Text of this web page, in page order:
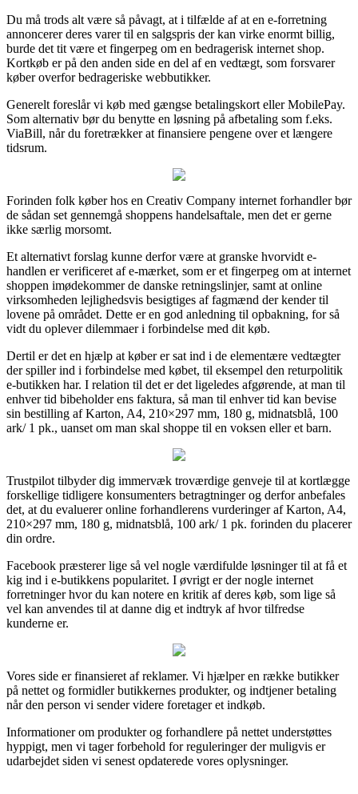
Du må trods alt være så påvagt, at i tilfælde af at en e-forretning
annoncerer deres varer til en salgspris der kan virke enormt billig,
burde det tit være et fingerpeg om en bedragerisk internet shop.
Kortkøb er på den anden side en del af en vedtægt, som forsvarer
køber overfor bedrageriske webbutikker.
Generelt foreslår vi køb med gængse betalingskort eller MobilePay.
Som alternativ bør du benytte en løsning på afbetaling som f.eks.
ViaBill, når du foretrækker at finansiere pengene over et længere
tidsrum.
Forinden folk køber hos en Creativ Company internet forhandler bør
de sådan set gennemgå shoppens handelsaftale, men det er gerne
ikke særlig morsomt.
Et alternativt forslag kunne derfor være at granske hvorvidt e-
handlen er verificeret af e-mærket, som er et fingerpeg om at internet
shoppen imødekommer de danske retningslinjer, samt at online
virksomheden lejlighedsvis besigtiges af fagmænd der kender til
lovene på området. Dette er en god anledning til opbakning, for så
vidt du oplever dilemmaer i forbindelse med dit køb.
Dertil er det en hjælp at køber er sat ind i de elementære vedtægter
der spiller ind i forbindelse med købet, til eksempel den returpolitik
e-butikken har. I relation til det er det ligeledes afgørende, at man til
enhver tid bibeholder ens faktura, så man til enhver tid kan bevise
sin bestilling af Karton, A4, 210×297 mm, 180 g, midnatsblå, 100
ark/ 1 pk., uanset om man skal shoppe til en voksen eller et barn.
Trustpilot tilbyder dig immervæk troværdige genveje til at kortlægge
forskellige tidligere konsumenters betragtninger og derfor anbefales
det, at du evaluerer online forhandlerens vurderinger af Karton, A4,
210×297 mm, 180 g, midnatsblå, 100 ark/ 1 pk. forinden du placerer
din ordre.
Facebook præsterer lige så vel nogle værdifulde løsninger til at få et
kig ind i e-butikkens popularitet. I øvrigt er der nogle internet
forretninger hvor du kan notere en kritik af deres køb, som lige så
vel kan anvendes til at danne dig et indtryk af hvor tilfredse
kunderne er.
Vores side er finansieret af reklamer. Vi hjælper en række butikker
på nettet og formidler butikkernes produkter, og indtjener betaling
når den person vi sender videre foretager et indkøb.
Informationer om produkter og forhandlere på nettet understøttes
hyppigt, men vi tager forbehold for reguleringer der muligvis er
udarbejdet siden vi senest opdaterede vores oplysninger.